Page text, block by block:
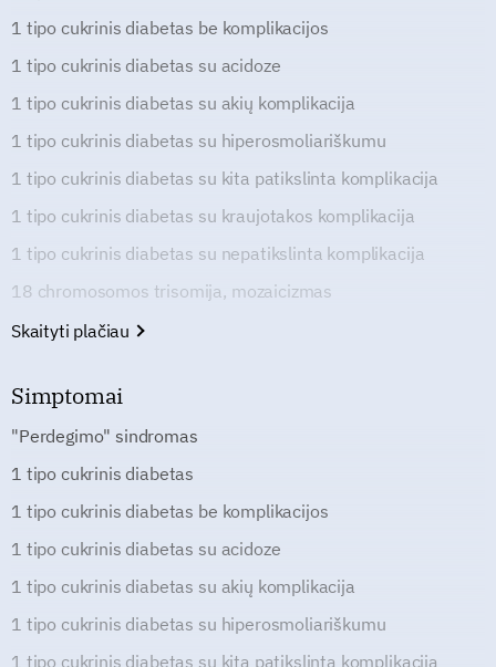
1 tipo cukrinis diabetas be komplikacijos
1 tipo cukrinis diabetas su acidoze
1 tipo cukrinis diabetas su akių komplikacija
1 tipo cukrinis diabetas su hiperosmoliariškumu
1 tipo cukrinis diabetas su kita patikslinta komplikacija
1 tipo cukrinis diabetas su kraujotakos komplikacija
1 tipo cukrinis diabetas su nepatikslinta komplikacija
18 chromosomos trisomija, mozaicizmas
Skaityti plačiau
Simptomai
"Perdegimo" sindromas
1 tipo cukrinis diabetas
1 tipo cukrinis diabetas be komplikacijos
1 tipo cukrinis diabetas su acidoze
1 tipo cukrinis diabetas su akių komplikacija
1 tipo cukrinis diabetas su hiperosmoliariškumu
1 tipo cukrinis diabetas su kita patikslinta komplikacija